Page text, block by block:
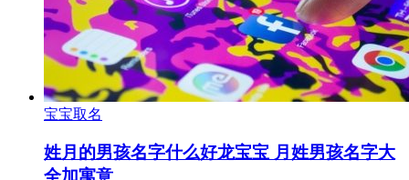
宝宝取名
姓月的男孩名字什么好龙宝宝 月姓男孩名字大
全加寓意